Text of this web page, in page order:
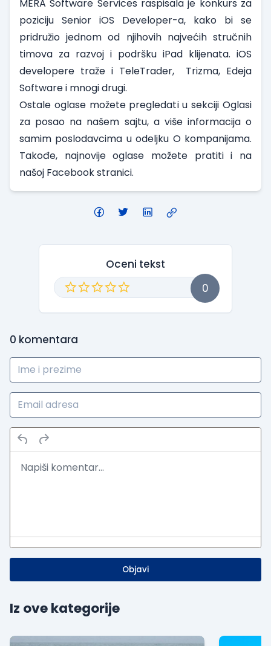
MERA Software Services raspisala je konkurs za
poziciju Senior iOS Developer-a, kako bi se
pridružio jednom od njihovih najvećih stručnih
timova za razvoj i podršku iPad klijenata. iOS
developere traže i TeleTrader, Trizma, Edeja
Softwarei mnogi drugi.
Ostale oglase možete pregledati u sekciji Oglasi
za posao na našem sajtu, a više informacija o
samim poslodavcima u odeljku O kompanijama.
Takođe, najnovije oglase možete pratiti i na
našoj Facebook stranici.
Oceni tekst
0
0 komentara
Objavi
Iz ove kategorije